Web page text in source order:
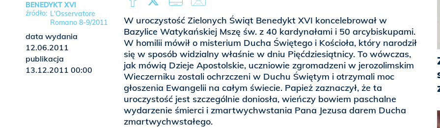
W uroczystość Zielonych Świąt Benedykt XVI koncelebrował w
Bazylice Watykańskiej Mszę św. z 40 kardynałami i 50 arcybiskupami.
W homilii mówił o misterium Ducha Świętego i Kościoła, który narodził
się w sposób widzialny właśnie w dniu Pięćdziesiątnicy. To wówczas,
jak mówią Dzieje Apostolskie, uczniowie zgromadzeni w jerozolimskim
Wieczerniku zostali ochrzczeni w Duchu Świętym i otrzymali moc
głoszenia Ewangelii na całym świecie. Papież zaznaczył, że ta
uroczystość jest szczególnie doniosła, wieńczy bowiem paschalne
wydarzenie śmierci i zmartwychwstania Pana Jezusa darem Ducha
zmartwychwstałego.
BENEDYKT XVI
L'Osservatore
Romano 8-9/2011
data wydania
12.06.2011
publikacja
13.12.2011 00:00